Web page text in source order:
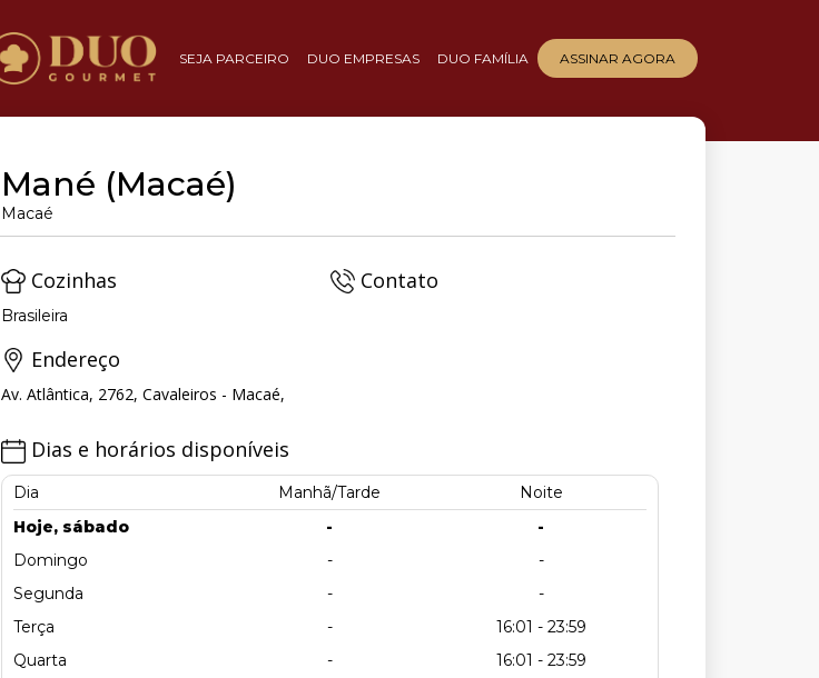
SEJA PARCEIRO DUO EMPRESAS DUO FAMÍLIA ASSINAR AGORA
Mané (Macaé)
Macaé
Cozinhas
Brasileira
Contato
Endereço
Av. Atlântica, 2762, Cavaleiros - Macaé,
Dias e horários disponíveis
Dia Manhã/Tarde
Noite
Hoje, sábado
-
-
Domingo
-
-
Segunda
-
-
Terça
-
16:01 - 23:59
Quarta
-
16:01 - 23:59